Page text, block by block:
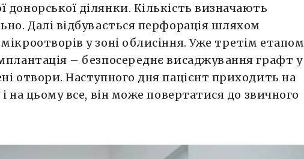
донорської ділянки. Кількість визначають
Далі відбувається перфорація шляхом
у зоні облисіння. Уже третім етапом
– безпосереднє висаджування графт у
отвори. Наступного дня пацієнт приходить на
на цьому все, він може повертатися до звичного